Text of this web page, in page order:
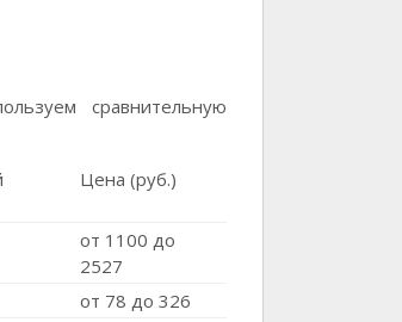
сравнительную
Цена (руб.)
от 1100 до
2527
от 78 до 326